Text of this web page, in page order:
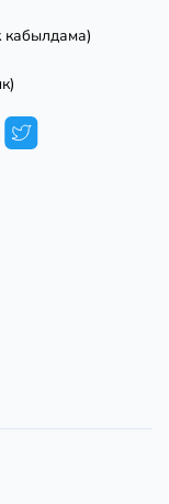
кабылдама)